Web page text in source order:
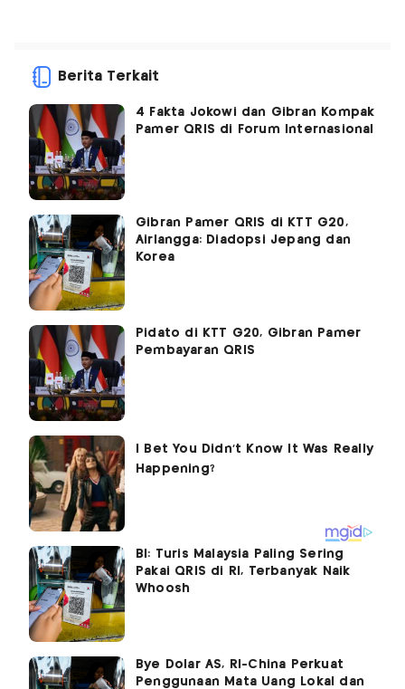
Berita Terkait
4 Fakta Jokowi dan Gibran Kompak
Pamer QRIS di Forum Internasional
Gibran Pamer QRIS di KTT G20,
Airlangga: Diadopsi Jepang dan
Korea
Pidato di KTT G20, Gibran Pamer
Pembayaran QRIS
BI: Turis Malaysia Paling Sering
Pakai QRIS di RI, Terbanyak Naik
Whoosh
Bye Dolar AS, RI-China Perkuat
Penggunaan Mata Uang Lokal dan